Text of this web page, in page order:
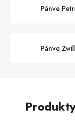
Pánve
Pánve